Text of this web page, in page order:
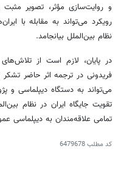
و روایت‌سازی مؤثر، تصویر مثبت
رویکرد می‌تواند به مقابله با
نظام بین‌الملل بیانجامد.
در پایان، لازم است از
فریدونی در ترجمه اثر حاضر
می‌تواند به دستگاه دیپلماسی و
تقویت جایگاه ایران در نظام
تمامی علاقه‌مندان به دیپلماسی
کد مطلب6479678